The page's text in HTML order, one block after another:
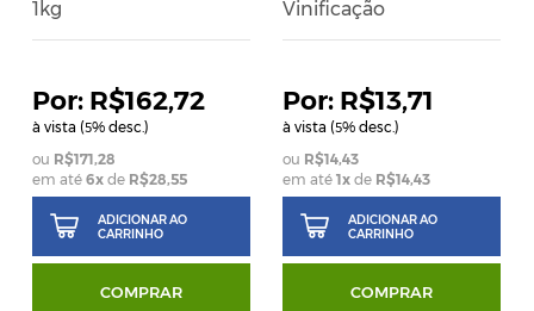
1kg
R$162,72
à vista (5% desc.)
R$171,28
em até6x de R$28,55
ADICIONAR AO
CARRINHO
COMPRAR
Vinificação
R$13,71
à vista (5% desc.)
R$14,43
em até 1xde R$14,43
ADICIONAR AO
CARRINHO
COMPRAR